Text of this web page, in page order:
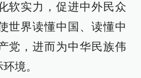
软实力，促进中外民众
世界读懂中国、读懂中
党，进而为中华民族伟
境。